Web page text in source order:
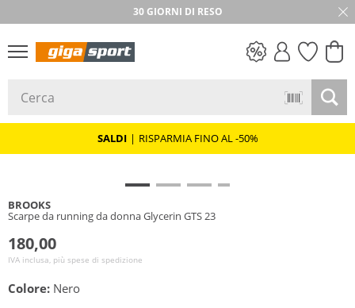
30 GIORNI DI RESO
SALDI | RISPARMIA FINO AL -50%
BROOKS
Scarpe da running da donna Glycerin GTS 23
180,00
IVA inclusa, più spese di spedizione
Colore: Nero